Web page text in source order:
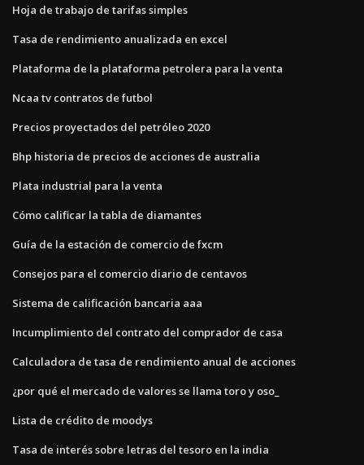
Hoja de trabajo de tarifas simples
Tasa de rendimiento anualizada en excel
Plataforma de la plataforma petrolera para la venta
Ncaa tv contratos de futbol
Precios proyectados del petróleo 2020
Bhp historia de precios de acciones de australia
Plata industrial para la venta
Cómo calificar la tabla de diamantes
Guía de la estación de comercio de fxcm
Consejos para el comercio diario de centavos
Sistema de calificación bancaria aaa
Incumplimiento del contrato del comprador de casa
Calculadora de tasa de rendimiento anual de acciones
¿por qué el mercado de valores se llama toro y oso_
Lista de crédito de moodys
Tasa de interés sobre letras del tesoro en la india